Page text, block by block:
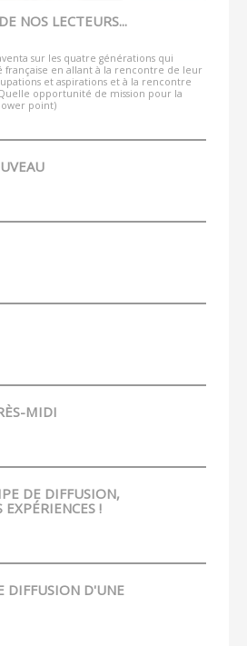
NOS LECTEURS...
sur les quatre générations qui
française en allant à la rencontre de leur
et aspirations et à la rencontre
opportunité de mission pour la
point)
MIDI
DE DIFFUSION,
!
DIFFUSION D'UNE